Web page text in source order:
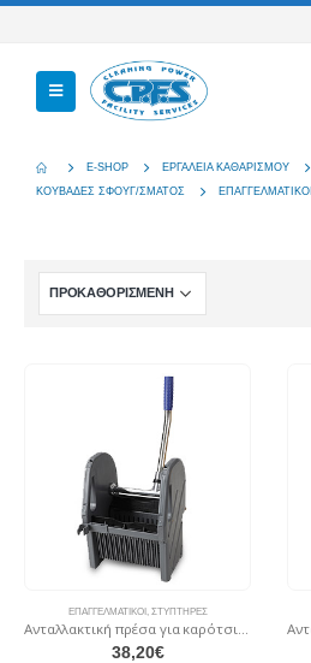
E-SHOP
ΕΡΓΑΛΕΊΑ ΚΑΘΑΡΙΣΜΟΎ
ΚΟΥΒΆΔΕΣ ΣΦΟΥΓ/ΣΜΑΤΟΣ
ΕΠΑΓΓΕΛΜΑΤΙΚΟΊ
ΕΠΑΓΓΕΛΜΑΤΙΚΟΊ , ΣΤΥΠΤΉΡΕΣ
Ανταλλακτική πρέσα για καρότσια σφουγγαρίσματος ΚΣ28
38,20€